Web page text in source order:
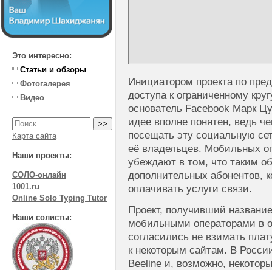
Это интересно:
Статьи и обзоры
Фотогалерея
Видео
Карта сайта
Наши проекты:
СОЛО-онлайн
1001.ru
Online Solo Typing Tutor
Наши солисты:
Инициатором проекта по
доступа к ограниченному
основатель Facebook Марк
идее вполне понятен, ведь
посещать эту социальную
её владельцев. Мобильных
убеждают в том, что таким
дополнительных абонентов,
оплачивать услуги связи.
Проект, получивший
мобильными операторами в
согласились не взимать
к некоторым сайтам. В
Beeline и, возможно,